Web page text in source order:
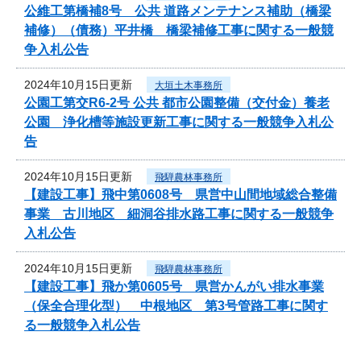
公維工第橋補8号 公共 道路メンテナンス補助（橋梁
補修）（債務）平井橋 橋梁補修工事に関する一般競
争入札公告
2024年10月15日更新 大垣土木事務所
公園工第交R6-2号 公共 都市公園整備（交付金）養老
公園 浄化槽等施設更新工事に関する一般競争入札公
告
2024年10月15日更新 飛騨農林事務所
【建設工事】飛中第0608号 県営中山間地域総合整備
事業 古川地区 細洞谷排水路工事に関する一般競争
入札公告
2024年10月15日更新 飛騨農林事務所
【建設工事】飛か第0605号 県営かんがい排水事業
（保全合理化型） 中根地区 第3号管路工事に関す
る一般競争入札公告